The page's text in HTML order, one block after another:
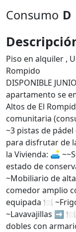
Consumo D
Piso en alquiler ,
Rompido
DISPONIBLE
apartamento se
Altos de El
comunitaria
~3 pistas de
para disfrutar de
la Vivienda: 🛋️
estado de
~Mobiliario de
comedor amplio
equipada 🍽️
~Lavavajillas ➡️
dobles con